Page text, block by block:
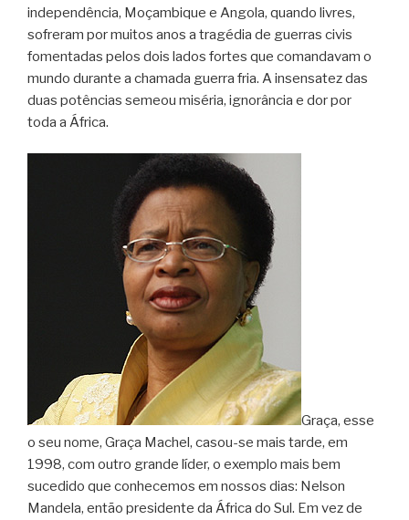
independência, Moçambique e Angola, quando livres,
sofreram por muitos anos a tragédia de guerras civis
fomentadas pelos dois lados fortes que comandavam o
mundo durante a chamada guerra fria. A insensatez das
duas potências semeou miséria, ignorância e dor por
toda a África.
Graça, esse
o seu nome, Graça Machel, casou-se mais tarde, em
1998, com outro grande líder, o exemplo mais bem
sucedido que conhecemos em nossos dias: Nelson
Mandela, então presidente da África do Sul. Em vez de